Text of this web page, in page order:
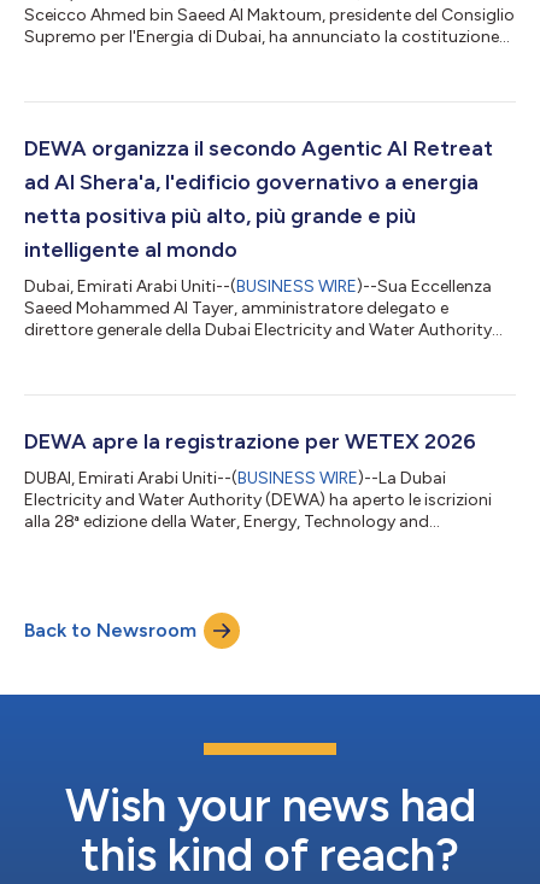
Sceicco Ahmed bin Saeed Al Maktoum, presidente del Consiglio
Supremo per l'Energia di Dubai, ha annunciato la costituzione
(DEWA). La società mira a sviluppare progetti nel settore
esportare il modello di successo di Dubai in materia di
infrastrutture energetiche e idric...
DEWA organizza il secondo Agentic AI Retreat
ad Al Shera'a, l'edificio governativo a energia
netta positiva più alto, più grande e più
intelligente al mondo
Dubai, Emirati Arabi Uniti--(BUSINESS WIRE)--Sua Eccellenza
Saeed Mohammed Al Tayer, amministratore delegato e
direttore generale della Dubai Electricity and Water Authority
ruolo di leader e consolidare la posizione di Dubai come città
Executive Retreat, che la DEWA ha organizzato ad Al Shera'a, la
DEWA apre la registrazione per WETEX 2026
DUBAI, Emirati Arabi Uniti--(BUSINESS WIRE)--La Dubai
Electricity and Water Authority (DEWA) ha aperto le iscrizioni
alla 28ª edizione della Water, Energy, Technology and
grande della regione, WETEX è organizzata dalla DEWA sotto la
guida di Sua Altezza lo Sceicco Mohammed bin Rashid Al
Maktoum, Vicepresidente e Prim...
Back to Newsroom
Wish your news had
this kind of reach?